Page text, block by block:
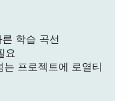
학습 곡선
요
는 프로젝트에 로열티